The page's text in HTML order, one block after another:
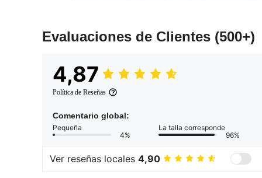
Evaluaciones de Clientes (500+)
4,87
Política de Reseñas
Comentario global:
Pequeña
4%
La talla corresponde
96%
Ver reseñas locales 4,90